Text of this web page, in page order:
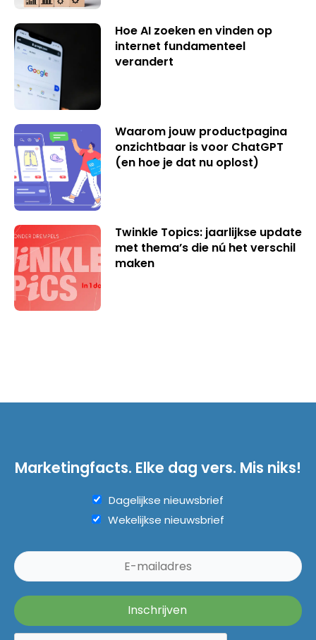
Hoe AI zoeken en vinden op
internet fundamenteel
verandert
Waarom jouw productpagina
onzichtbaar is voor ChatGPT
(en hoe je dat nu oplost)
Twinkle Topics: jaarlijkse update
met thema’s die nú het verschil
maken
Marketingfacts. Elke dag vers. Mis niks!
Dagelijkse nieuwsbrief
Wekelijkse nieuwsbrief